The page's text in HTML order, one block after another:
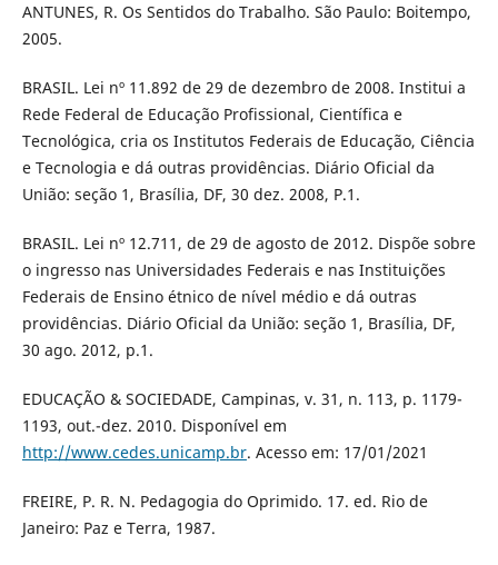
ANTUNES, R. Os Sentidos do Trabalho. São Paulo: Boitempo,
2005.
BRASIL. Lei nº 11.892 de 29 de dezembro de 2008. Institui a
Rede Federal de Educação Profissional, Científica e
Tecnológica, cria os Institutos Federais de Educação, Ciência
e Tecnologia e dá outras providências. Diário Oficial da
União: seção 1, Brasília, DF, 30 dez. 2008, P.1.
BRASIL. Lei nº 12.711, de 29 de agosto de 2012. Dispõe sobre
o ingresso nas Universidades Federais e nas Instituições
Federais de Ensino étnico de nível médio e dá outras
providências. Diário Oficial da União: seção 1, Brasília, DF,
30 ago. 2012, p.1.
EDUCAÇÃO & SOCIEDADE, Campinas, v. 31, n. 113, p. 1179-
1193, out.-dez. 2010. Disponível em
http://www.cedes.unicamp.br. Acesso em: 17/01/2021
FREIRE, P. R. N. Pedagogia do Oprimido. 17. ed. Rio de
Janeiro: Paz e Terra, 1987.